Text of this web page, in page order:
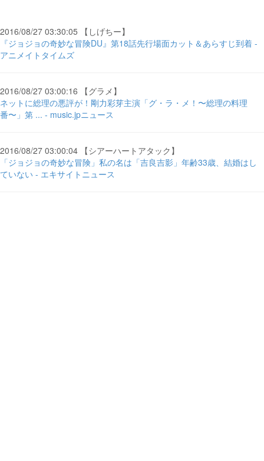
2016/08/27 03:30:05 【しげちー】
『ジョジョの奇妙な冒険DU』第18話先行場面カット＆あらすじ到着 -
アニメイトタイムズ
2016/08/27 03:00:16 【グラメ】
ネットに総理の悪評が！剛力彩芽主演「グ・ラ・メ！〜総理の料理
番〜」第 ... - music.jpニュース
2016/08/27 03:00:04 【シアーハートアタック】
「ジョジョの奇妙な冒険」私の名は「吉良吉影」年齢33歳、結婚はし
ていない - エキサイトニュース